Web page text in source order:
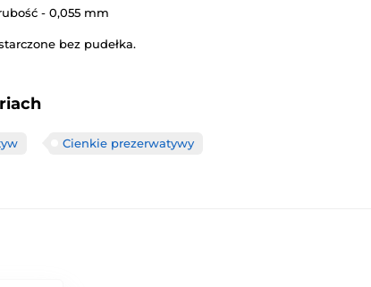
- 0,055 mm
bez pudełka.
Cienkie prezerwatywy